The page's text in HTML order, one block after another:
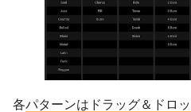
各パターンはドラッグ＆ドロ